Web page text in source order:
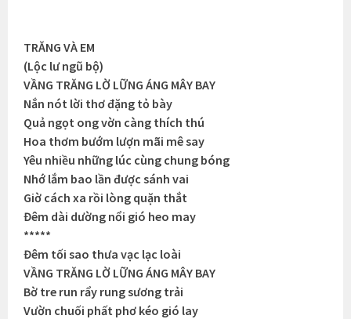
TRĂNG VÀ EM
(Lộc lư ngũ bộ)
VẦNG TRĂNG LỜ LỮNG ÁNG MÂY BAY
Nắn nót lời thơ đặng tỏ bày
Quả ngọt ong vờn càng thích thú
Hoa thơm bướm lượn mãi mê say
Yêu nhiều những lúc cùng chung bóng
Nhớ lắm bao lần được sánh vai
Giờ cách xa rồi lòng quặn thắt
Đêm dài dường nổi gió heo may
*****
Đêm tối sao thưa vạc lạc loài
VẦNG TRĂNG LỜ LỮNG ÁNG MÂY BAY
Bờ tre run rẩy rung sương trải
Vườn chuối phất phơ kéo gió lay